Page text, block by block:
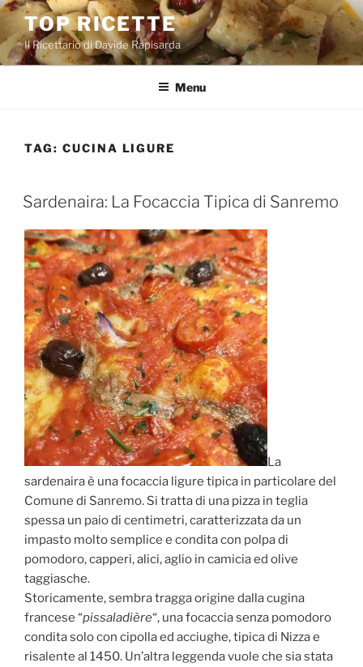
Salta
contenuto
TOP RICETTE
Il Ricettario di Davide Rapisarda
Menu
TAG: CUCINA LIGURE
PUBBLICATO
IL
Sardenaira: La Focaccia Tipica di Sanremo
La
sardenaira è una focaccia ligure tipica in particolare del
Comune di Sanremo. Si tratta di una pizza in teglia
spessa un paio di centimetri, caratterizzata da un
impasto molto semplice e condita con polpa di
pomodoro, capperi, alici, aglio in camicia ed olive
taggiasche.
Storicamente, sembra tragga origine dalla cugina
francese “pissaladière“, una focaccia senza pomodoro
condita solo con cipolla ed acciughe, tipica di Nizza e
risalente al 1450. Un’altra leggenda vuole che sia stata